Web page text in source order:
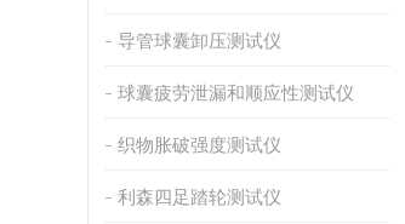
导管球囊卸压测试仪
球囊疲劳泄漏和顺应性测试仪
织物胀破强度测试仪
利森四足踏轮测试仪